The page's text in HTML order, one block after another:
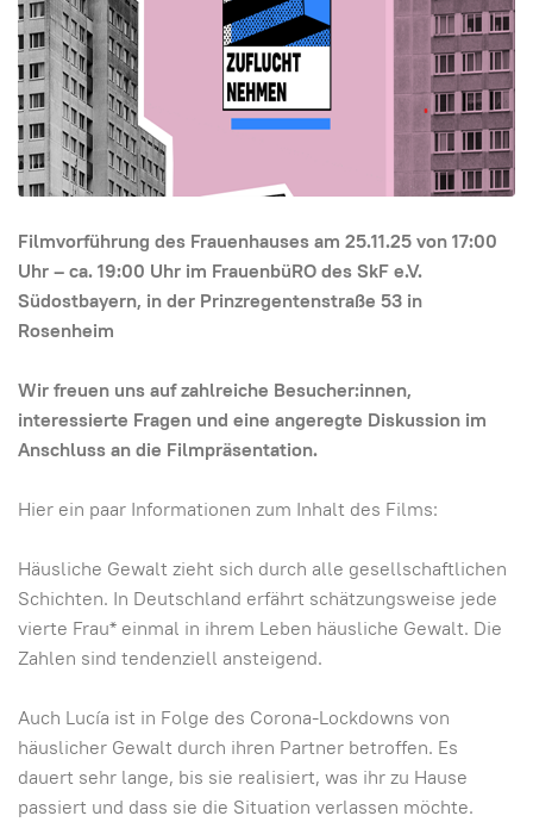
Filmvorführung des Frauenhauses am 25.11.25 von 17:00
Uhr – ca. 19:00 Uhr im FrauenbüRO des SkF e.V.
Südostbayern, in der Prinzregentenstraße 53 in
Rosenheim
Wir freuen uns auf zahlreiche Besucher:innen,
interessierte Fragen und eine angeregte Diskussion im
Anschluss an die Filmpräsentation.
Hier ein paar Informationen zum Inhalt des Films:
Häusliche Gewalt zieht sich durch alle gesellschaftlichen
Schichten. In Deutschland erfährt schätzungsweise jede
vierte Frau* einmal in ihrem Leben häusliche Gewalt. Die
Zahlen sind tendenziell ansteigend.
Auch Lucía ist in Folge des Corona-Lockdowns von
häuslicher Gewalt durch ihren Partner betroffen. Es
dauert sehr lange, bis sie realisiert, was ihr zu Hause
passiert und dass sie die Situation verlassen möchte.